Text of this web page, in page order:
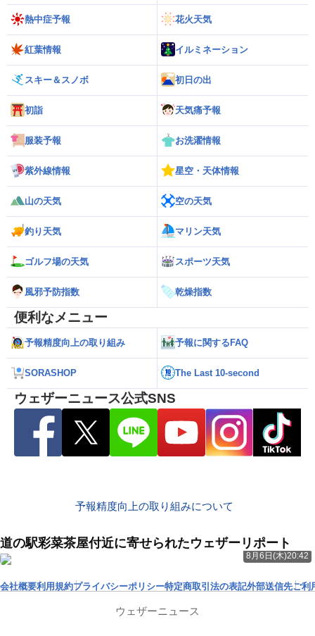
熱中症予報 花火天気
紅葉情報 イルミネーション
スキー＆スノボ 初日の出
初詣 天気痛予報
服装予報 お洗濯情報
紫外線情報 星空・天体情報
山の天気 空の天気
釣り天気 マリン天気
ゴルフ場の天気 スポーツ天気
風邪予防指数 乾燥指数
便利なメニュー
予報精度向上の取り組み 予報に関するFAQ
SORASHOP The Last 10-second
ウェザーニュース公式SNS
予報精度向上の取り組みについて
道の駅彩菜茶屋付近に寄せられたウェザーリポート
8月6日(木)20:42
会社概要利用規約プライバシーポリシー特定商取引法の表記外部送信先ご利
ウェザーニュース